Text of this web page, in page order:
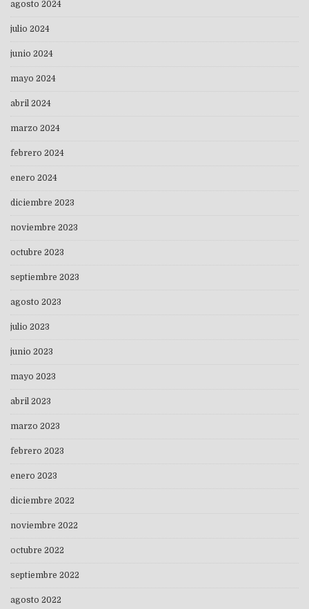
agosto 2024
julio 2024
junio 2024
mayo 2024
abril 2024
marzo 2024
febrero 2024
enero 2024
diciembre 2023
noviembre 2023
octubre 2023
septiembre 2023
agosto 2023
julio 2023
junio 2023
mayo 2023
abril 2023
marzo 2023
febrero 2023
enero 2023
diciembre 2022
noviembre 2022
octubre 2022
septiembre 2022
agosto 2022